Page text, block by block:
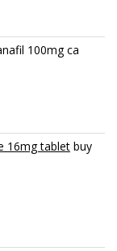
100mg ca
16mg tablet buy